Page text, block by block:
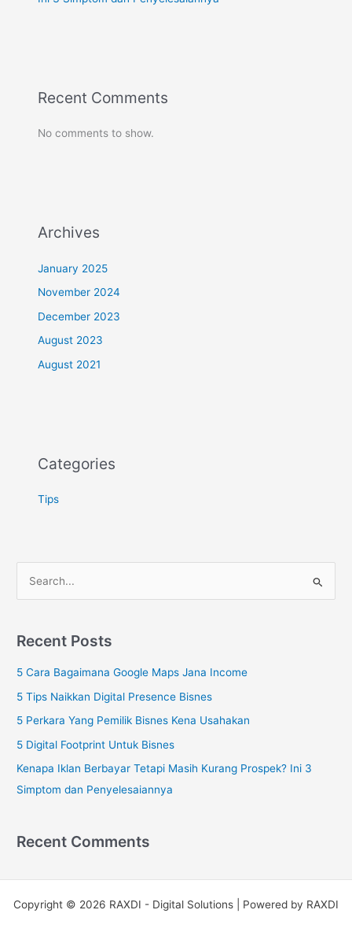
Recent Comments
No comments to show.
Archives
January 2025
November 2024
December 2023
August 2023
August 2021
Categories
Tips
r
c
h
:
Recent Posts
5 Cara Bagaimana Google Maps Jana Income
5 Tips Naikkan Digital Presence Bisnes
5 Perkara Yang Pemilik Bisnes Kena Usahakan
5 Digital Footprint Untuk Bisnes
Kenapa Iklan Berbayar Tetapi Masih Kurang Prospek? Ini 3
Simptom dan Penyelesaiannya
Recent Comments
Copyright © 2026 RAXDI - Digital Solutions | Powered by RAXDI